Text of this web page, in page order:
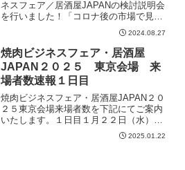
ネスフェア／居酒屋JAPANの検討説明会
を行いました！「コロナ後の市場で見え
てきた～新たな外食市場のトレンドと課
題に迫る！～」をテーマに豪華ゲストス
ピーカーによるご登壇いただき、多くの
出展検討の方々にお越...
2024.08.27
焼肉ビジネスフェア・居酒屋
JAPAN２０２５ 東京会場 来
場者数速報１日目
焼肉ビジネスフェア・居酒屋JAPAN２０
２５東京会場来場者数を下記にてご案内
いたします。１日目１月２２日（水）
11,588名 天気 晴れ（前年度10,627
名）昨年比＋961名多数のご来場を頂き誠
2025.01.22